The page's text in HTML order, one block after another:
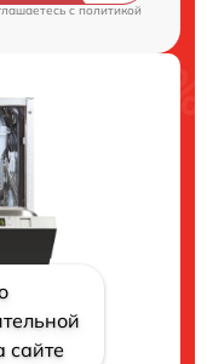
cполитикой
сайте